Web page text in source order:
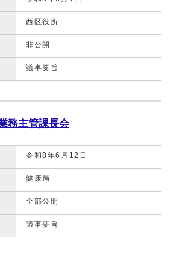
西区役所
非公開
議事要旨
務主管課長会
令和8年6月12日
健康局
全部公開
議事要旨